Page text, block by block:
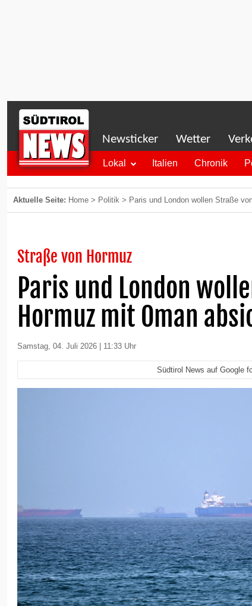
Newsticker Wetter
Lokal Italien Chronik
Aktuelle Seite: Home > Politik > Paris und London wollen Straße
Straße von Hormuz
Paris und London
Hormuz mit Oman
Samstag, 04. Juli 2026 | 11:33 Uhr
Südtirol News auf Google